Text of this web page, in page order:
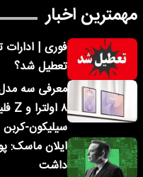
مهمترین اخبار
تعطیل شد؟
سیلیکون-کربن
داشت